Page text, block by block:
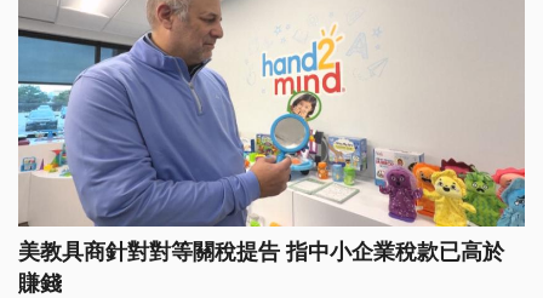
美教具商針對對等關稅提告 指中小企業稅款已高於
賺錢